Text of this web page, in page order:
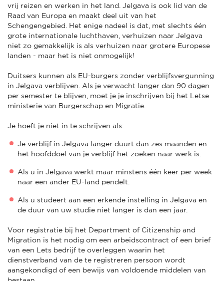
vrij reizen en werken in het land. Jelgava is ook lid van de
Raad van Europa en maakt deel uit van het
Schengengebied. Het enige nadeel is dat, met slechts één
grote internationale luchthaven, verhuizen naar Jelgava
niet zo gemakkelijk is als verhuizen naar grotere Europese
landen - maar het is niet onmogelijk!
Duitsers kunnen als EU-burgers zonder verblijfsvergunning
in Jelgava verblijven. Als je verwacht langer dan 90 dagen
per semester te blijven, moet je je inschrijven bij het Letse
ministerie van Burgerschap en Migratie.
Je hoeft je niet in te schrijven als:
Je verblijf in Jelgava langer duurt dan zes maanden en
het hoofddoel van je verblijf het zoeken naar werk is.
Als u in Jelgava werkt maar minstens één keer per week
naar een ander EU-land pendelt.
Als u studeert aan een erkende instelling in Jelgava en
de duur van uw studie niet langer is dan een jaar.
Voor registratie bij het Department of Citizenship and
Migration is het nodig om een arbeidscontract of een brief
van een Lets bedrijf te overleggen waarin het
dienstverband van de te registreren persoon wordt
aangekondigd of een bewijs van voldoende middelen van